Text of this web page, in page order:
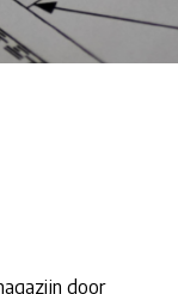
door